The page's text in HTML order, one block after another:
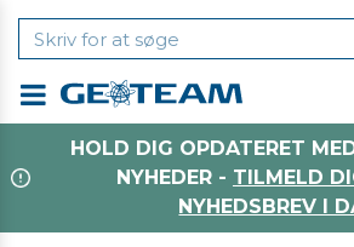
HOLD DIG OPDATERET
NYHEDER - TILMELD
NYHEDSBREV I